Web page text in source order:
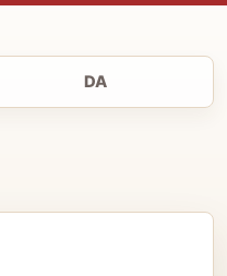
DA